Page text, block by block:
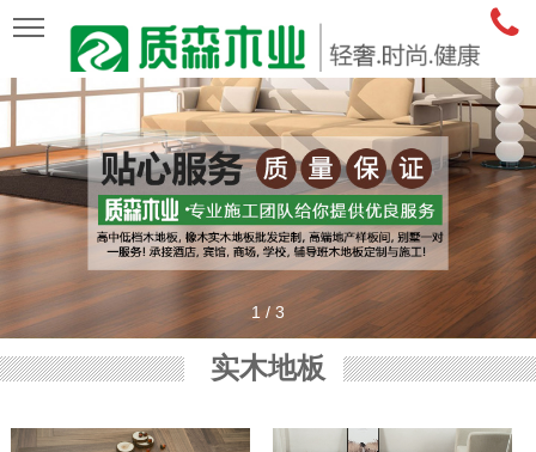
1 / 3
实木地板